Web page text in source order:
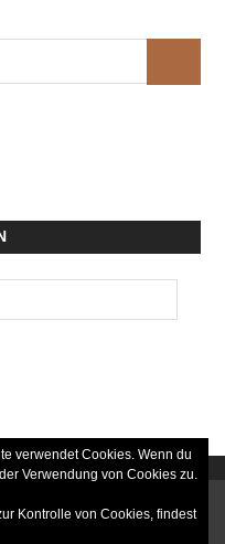
verwendet Cookies. Wenn du
Verwendung von Cookies zu.
Kontrolle von Cookies, findest